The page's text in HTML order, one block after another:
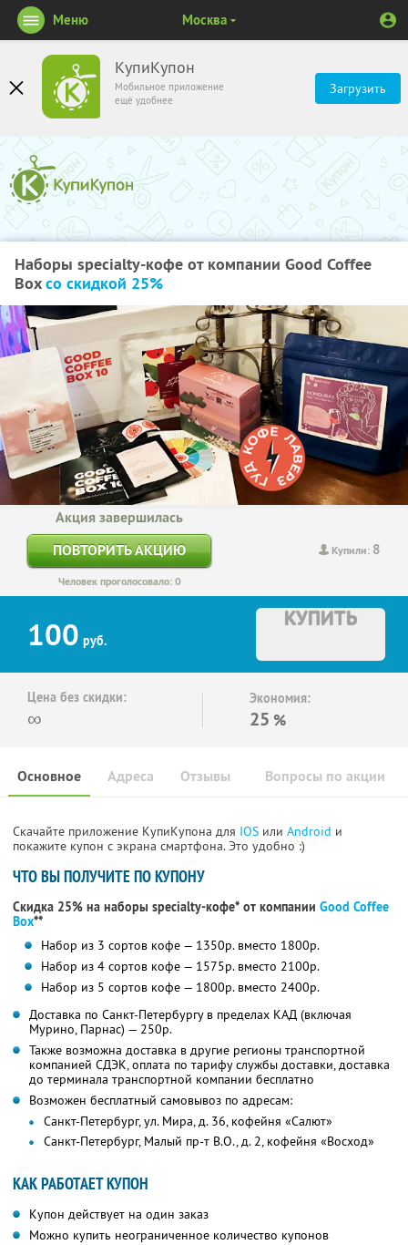
КупиКупон
Мобильное приложение
ещё удобнее
Загрузить
Меню Москва
Наборы specialty-кофе от компании Good Coffee
Boxсо скидкой 25%
Купили: 8
Акция завершилась
ПОВТОРИТЬ АКЦИЮ
Человек проголосовало: 0
100 руб.
КУПИТЬ
Цена без скидки:
∞
Экономия:
25 %
Основное Отзывы Вопросы по акции
Адреса
Скачайте приложение КупиКупона для IOS или Android и
покажите купон с экрана смартфона. Это удобно :)
ЧТО ВЫ ПОЛУЧИТЕ ПО КУПОНУ
Скидка 25% на наборы specialty-кофе* от компании Good Coffee
Box**
Набор из 3 сортов кофе — 1350р. вместо 1800р.
Набор из 4 сортов кофе — 1575р. вместо 2100р.
Набор из 5 сортов кофе — 1800р. вместо 2400р.
Доставка по Санкт-Петербургу в пределах КАД (включая
Мурино, Парнас) — 250р.
Также возможна доставка в другие регионы транспортной
компанией СДЭК, оплата по тарифу службы доставки, доставка
до терминала транспортной компании бесплатно
Возможен бесплатный самовывоз по адресам:
Санкт-Петербург, ул. Мира, д. 36, кофейня «Салют»
Санкт-Петербург, Малый пр-т В.О., д. 2, кофейня «Восход»
КАК РАБОТАЕТ КУПОН
Купон действует на один заказ
Можно купить неограниченное количество купонов